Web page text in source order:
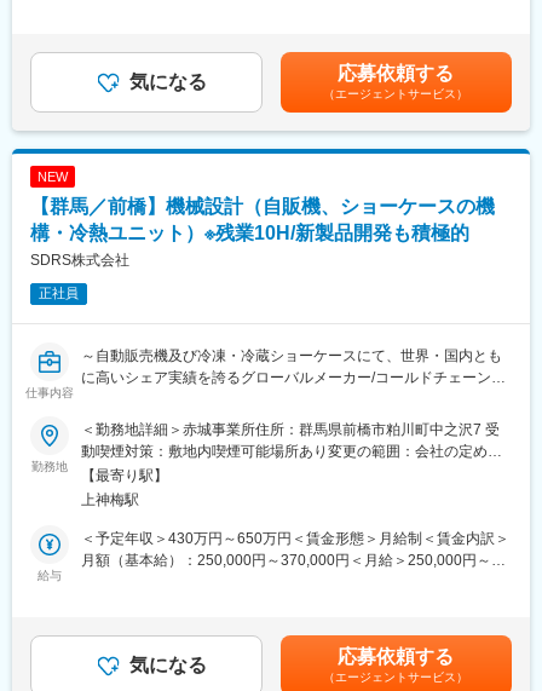
また近年は海外にもヒートポンプ式熱源機やガス給湯器の普及が
拡大しておりグローバルへCHOFUブランドを展開しています。
変更の範囲：会社の定める業務
・調査資料の作成、環境調査
＜取り扱い製品例＞
・その他、顧客要望に合わせた製品
■組織体制：
・配属：技術部（総勢12名）
ニアが活躍。40代の管理職のもと培ってきた設計経験を生かせる
環境です。
■業務の魅力：
国内外の大手メーカーで当社製品が採用され、社会や産業の発展
に貢献できるやりがいがあります。
■教育体制：
OJTを中心にベテラン社員が直接指導。実践を通じて技術力や開
発力を磨けます。
可。家族手当・住居手当など福利厚生も充実。
■想定されるキャリアパス：
り。賃金はあくまでも目安の金額であり、選考を通じて上下する
可能性があります。月給(月額)は固定手当を含めた表記です。
気になる 応募依頼する
（エージェントサービス）
NEW
【群馬／前橋】機械設計（自販機、ショーケースの機
構・冷熱ユニット）※残業10H/新製品開発も積極的
SDRS株式会社
正社員
仕事内容
～自動販売機及び冷凍・冷蔵ショーケースにて、世界・国内とも
に高いシェア実績を誇るグローバルメーカー/コールドチェーンの
バランス◎～
■2019年に独立会社として新たなスタートを切り、2026年4月1
日、当社は「SDRS株式会社」へと生まれ変わりました。
■業務概要：
各種自動販売機の製品開発をお任せいたします。
・要求機能に応じた機能安全／信頼性設計
・開発計画立案、開発・管理プロセスの遂行および他の設計者と
のコミュニケーション
勤務地
＜勤務地詳細＞赤城事業所住所：群馬県前橋市粕川町中之沢7 受
動喫煙対策：敷地内喫煙可能場所あり変更の範囲：会社の定める
事業所
【最寄り駅】
上神梅駅
給与
＜予定年収＞430万円～650万円＜賃金形態＞月給制＜賃金内訳＞
月額（基本給）：250,000円～370,000円＜月給＞250,000円～
があります。月給(月額)は固定手当を含めた表記です。
気になる 応募依頼する
（エージェントサービス）